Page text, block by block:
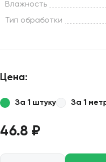
Влажность
Тип обработки
Цена:
За 1 штуку За 1
46.8 ₽